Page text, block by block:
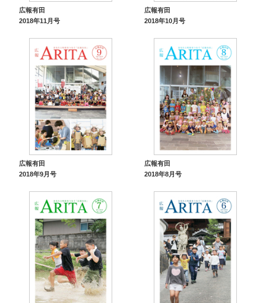
広報有田
2018年11月号
広報有田
2018年10月号
広報有田
2018年9月号
広報有田
2018年8月号